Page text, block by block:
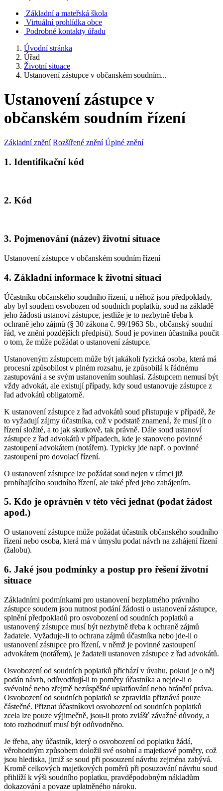
Základní a mateřská škola
Virtuální prohlídka obce
Podrobné kontakty úřadu
Úvodní stránka
Úřad
Životní situace
Ustanovení zástupce v občanském soudním...
Ustanovení zástupce v
občanském soudním řízení
Základní znění Rozšířené znění Úplné znění
1. Identifikační kód
2. Kód
3. Pojmenování (název) životní situace
Ustanovení zástupce v občanském soudním řízení
4. Základní informace k životní situaci
Účastníku občanského soudního řízení, u něhož jsou předpoklady,
aby byl soudem osvobozen od soudních poplatků, soud na základě
jeho žádosti ustanoví zástupce, jestliže je to nezbytně třeba k
ochraně jeho zájmů (§ 30 zákona č. 99/1963 Sb., občanský soudní
řád, ve znění pozdějších předpisů). Soud je povinen účastníka poučit
o tom, že může požádat o ustanovení zástupce.
Ustanoveným zástupcem může být jakákoli fyzická osoba, která má
procesní způsobilost v plném rozsahu, je způsobilá k řádnému
zastupování a se svým ustanovením souhlasí. Zástupcem nemusí být
vždy advokát, ale existují případy, kdy soud ustanovuje zástupce z
řad advokátů obligatorně.
K ustanovení zástupce z řad advokátů soud přistupuje v případě, že
to vyžadují zájmy účastníka, což v podstatě znamená, že musí jít o
řízení složité, a to jak skutkově, tak právně. Dále soud ustanoví
zástupce z řad advokátů v případech, kde je stanoveno povinné
zastoupení advokátem (notářem). Typicky jde např. o povinné
zastoupení pro dovolací řízení.
O ustanovení zástupce lze požádat soud nejen v rámci již
probíhajícího soudního řízení, ale také před jeho zahájením.
5. Kdo je oprávněn v této věci jednat (podat žádost
apod.)
O ustanovení zástupce může požádat účastník občanského soudního
řízení nebo osoba, která má v úmyslu podat návrh na zahájení řízení
(žalobu).
6. Jaké jsou podmínky a postup pro řešení životní
situace
Základními podmínkami pro ustanovení bezplatného právního
zástupce soudem jsou nutnost podání žádosti o ustanovení zástupce,
splnění předpokladů pro osvobození od soudních poplatků a
ustanovený zástupce musí být nezbytně třeba k ochraně zájmů
žadatele. Vyžaduje-li to ochrana zájmů účastníka nebo jde-li o
ustanovení zástupce pro řízení, v němž je povinné zastoupení
advokátem (notářem), je žadateli ustanoven zástupce z řad advokátů.
Osvobození od soudních poplatků přichází v úvahu, pokud je o něj
podán návrh, odůvodňují-li to poměry účastníka a nejde-li o
svévolné nebo zřejmě bezúspěšné uplatňování nebo bránění práva.
Osvobození od soudních poplatků se zpravidla přiznává pouze
částečné. Přiznat účastníkovi osvobození od soudních poplatků
zcela lze pouze výjimečně, jsou-li proto zvlášť závažné důvody, a
toto rozhodnutí musí být odůvodněno.
Je třeba, aby účastník, který o osvobození od poplatku žádá,
věrohodným způsobem doložil své osobní a majetkové poměry, což
jsou hlediska, jimiž se soud při posouzení návrhu zejména zabývá.
Kromě celkových majetkových poměrů při posuzování návrhu soud
přihlíží k výši soudního poplatku, pravděpodobným nákladům
dokazování a povaze uplatněného nároku.